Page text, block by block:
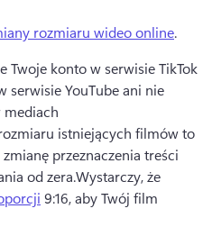
rozmiaru wideo online.
Twoje konto w serwisie TikTok
serwisie YouTube ani nie
mediach
istniejących filmów to
przeznaczenia treści
od zera.Wystarczy, że
9:16, aby Twój film